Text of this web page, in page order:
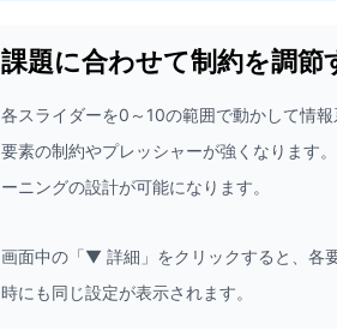
課題に合わせて制約を調節
各スライダーを0～10の範囲で動かして情
要素の制約やプレッシャーが強くなります
ーニングの設計が可能になります。
画面中の「▼ 詳細」をクリックすると、各
時にも同じ設定が表示されます。